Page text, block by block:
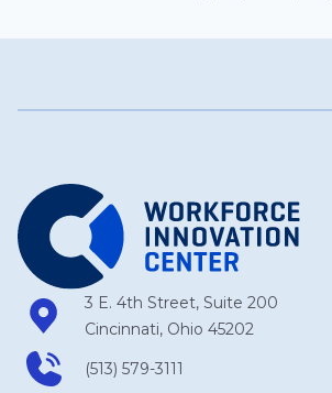
3 E. 4th Street, Suite 200
Cincinnati, Ohio 45202
(513) 579-3111